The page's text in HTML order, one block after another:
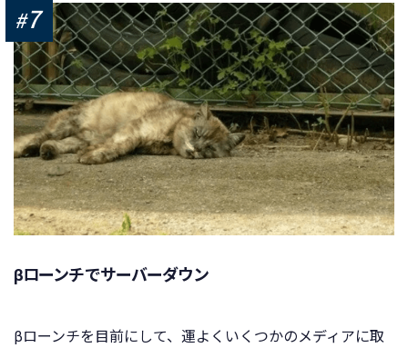
#7
βローンチでサーバーダウン
βローンチを目前にして、運よくいくつかのメディアに取